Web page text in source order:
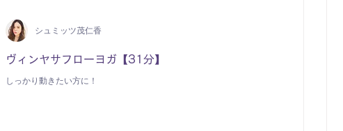
ヴィンヤサフローヨガ【31分】
しっかり動きたい方に！
シュミッツ茂仁香